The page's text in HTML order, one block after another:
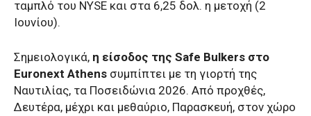
ταμπλό του NYSE και στα 6,25 δολ. η μετοχή (2
Ιουνίου).
Σημειολογικά, η είσοδος της Safe Bulkers στο
Euronext Athens συμπίπτει με τη γιορτή της
Ναυτιλίας, τα Ποσειδώνια 2026. Από προχθές,
Δευτέρα, μέχρι και μεθαύριο, Παρασκευή, στον χώρο